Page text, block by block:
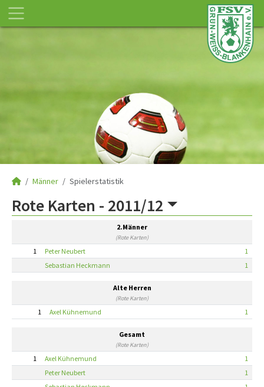
Männer Spielerstatistik
Rote Karten - 2011/12
2.Männer
(Rote Karten)
1 Peter Neubert
1
Sebastian Heckmann
1
Alte Herren
(Rote Karten)
1 Axel Kühnemund 1
Gesamt
(Rote Karten)
1 Axel Kühnemund
1
Peter Neubert
1